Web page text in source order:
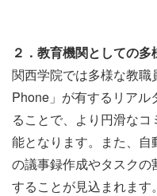
２．教育機関としての
関西学院では多様な教
Phone」が有するリアル
ることで、より円滑な
能となります。また、
の議事録作成やタスク
することが見込まれま